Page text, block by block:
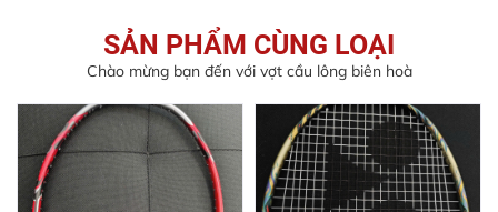
SẢN PHẨM CÙNG LOẠI
Chào mừng bạn đến với vợt cầu lông biên hoà